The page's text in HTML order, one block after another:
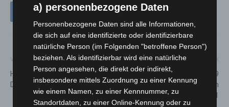
Vorheriger Artikel
Hannover-Vinnhorst:
Dachgeschoss in Flammen
Nächster Artikel
Update zu den Covid-19
Neuinfektionen in der Region
Hannover – vom 11.05.2021
a) personenbezogene Daten
Personenbezogene Daten sind alle Informationen,
die sich auf eine identifizierte oder identifizierbare
natürliche Person (im Folgenden "betroffene Person")
beziehen. Als identifizierbar wird eine natürliche
Person angesehen, die direkt oder indirekt,
insbesondere mittels Zuordnung zu einer Kennung
wie einem Namen, zu einer Kennnummer, zu
Standortdaten, zu einer Online-Kennung oder zu